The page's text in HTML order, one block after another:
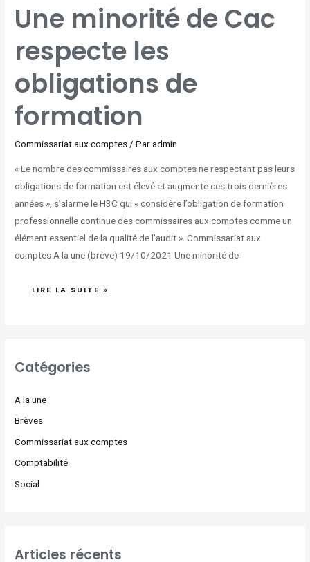
Une minorité de Cac
respecte les
obligations de
formation
Commissariat aux comptes/ Paradmin
« Le nombre des commissaires aux comptes ne respectant pas leurs
obligations de formation est élevé et augmente ces trois dernières
années », s’alarme le H3C qui « considère l’obligation de formation
professionnelle continue des commissaires aux comptes comme un
élément essentiel de la qualité de l’audit ». Commissariat aux
comptes A la une (brève) 19/10/2021 Une minorité de
MINORITÉ
DE
CAC
OBLIGATIONS
DE
FORMATION
LIRE LA SUITE »
Catégories
A la une
Brèves
Commissariat aux comptes
Comptabilité
Social
Articles récents